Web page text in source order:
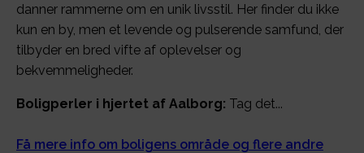
danner rammerne om en unik livsstil. Her finder du ikke
kun en by, men et levende og pulserende samfund, der
tilbyder en bred vifte af oplevelser og
bekvemmeligheder.
Boligperler i hjertet af Aalborg: Tag det...
Få mere info om boligens område og flere andre